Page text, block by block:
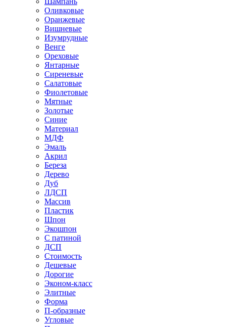
Оливковые
Оранжевые
Вишневые
Изумрудные
Венге
Ореховые
Янтарные
Сиреневые
Салатовые
Фиолетовые
Мятные
Золотые
Синие
Материал
МДФ
Эмаль
Акрил
Береза
Дерево
Дуб
ЛДСП
Массив
Пластик
Шпон
Экошпон
С патиной
ДСП
Стоимость
Дешевые
Дорогие
Эконом-класс
Элитные
Форма
П-образные
Угловые